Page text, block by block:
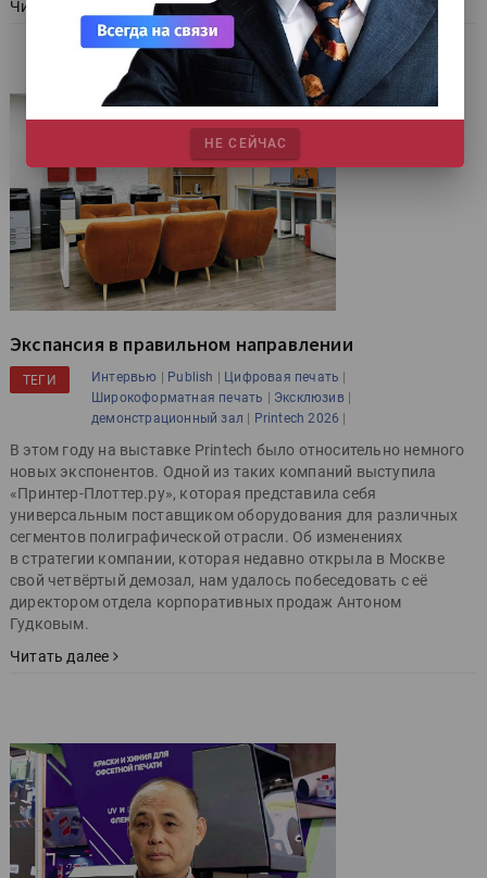
Читать далее
Экспансия в правильном направлении
ТЕГИ Интервью | Publish | Цифровая печать |
Широкоформатная печать | Эксклюзив |
демонстрационный зал | Printech 2026 |
В этом году на выставке Printech было относительно немного
новых экспонентов. Одной из таких компаний выступила
«Принтер-Плоттер.ру», которая представила себя
универсальным поставщиком оборудования для различных
сегментов полиграфической отрасли. Об изменениях
в стратегии компании, которая недавно открыла в Москве
свой четвёртый демозал, нам удалось побеседовать с её
директором отдела корпоративных продаж Антоном
Гудковым.
Читать далее
НЕ СЕЙЧАС